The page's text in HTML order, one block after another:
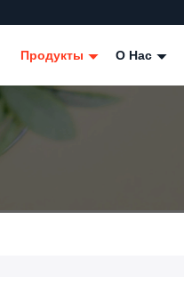
Продукты О Нас